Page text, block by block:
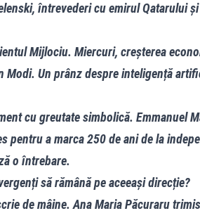
întrevederi cu emirul Qatarului
Mijlociu. Miercuri, creșterea
Modi. Un prânz despre inteligență
cu greutate simbolică. Emmanuel
pentru a marca 250 de ani de la
o întrebare.
să rămână pe aceeași direcție?
de mâine. Ana Maria Păcuraru